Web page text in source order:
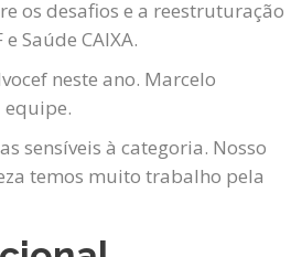
os desafios e a reestruturação
Saúde CAIXA.
neste ano. Marcelo
equipe.
sensíveis à categoria. Nosso
temos muito trabalho pela